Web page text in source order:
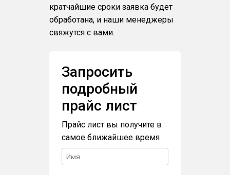
кратчайшие сроки заявка будет
обработана, и наши менеджеры
свяжутся с вами.
Запросить
подробный
прайс лист
Прайс лист вы получите в
самое ближайшее время